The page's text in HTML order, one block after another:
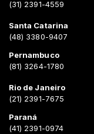
(31) 2391-4559
Santa Catarina
(48) 3380-9407
Pernambuco
(81) 3264-1780
Rio de Janeiro
(21) 2391-7675
Paraná
(41) 2391-0974